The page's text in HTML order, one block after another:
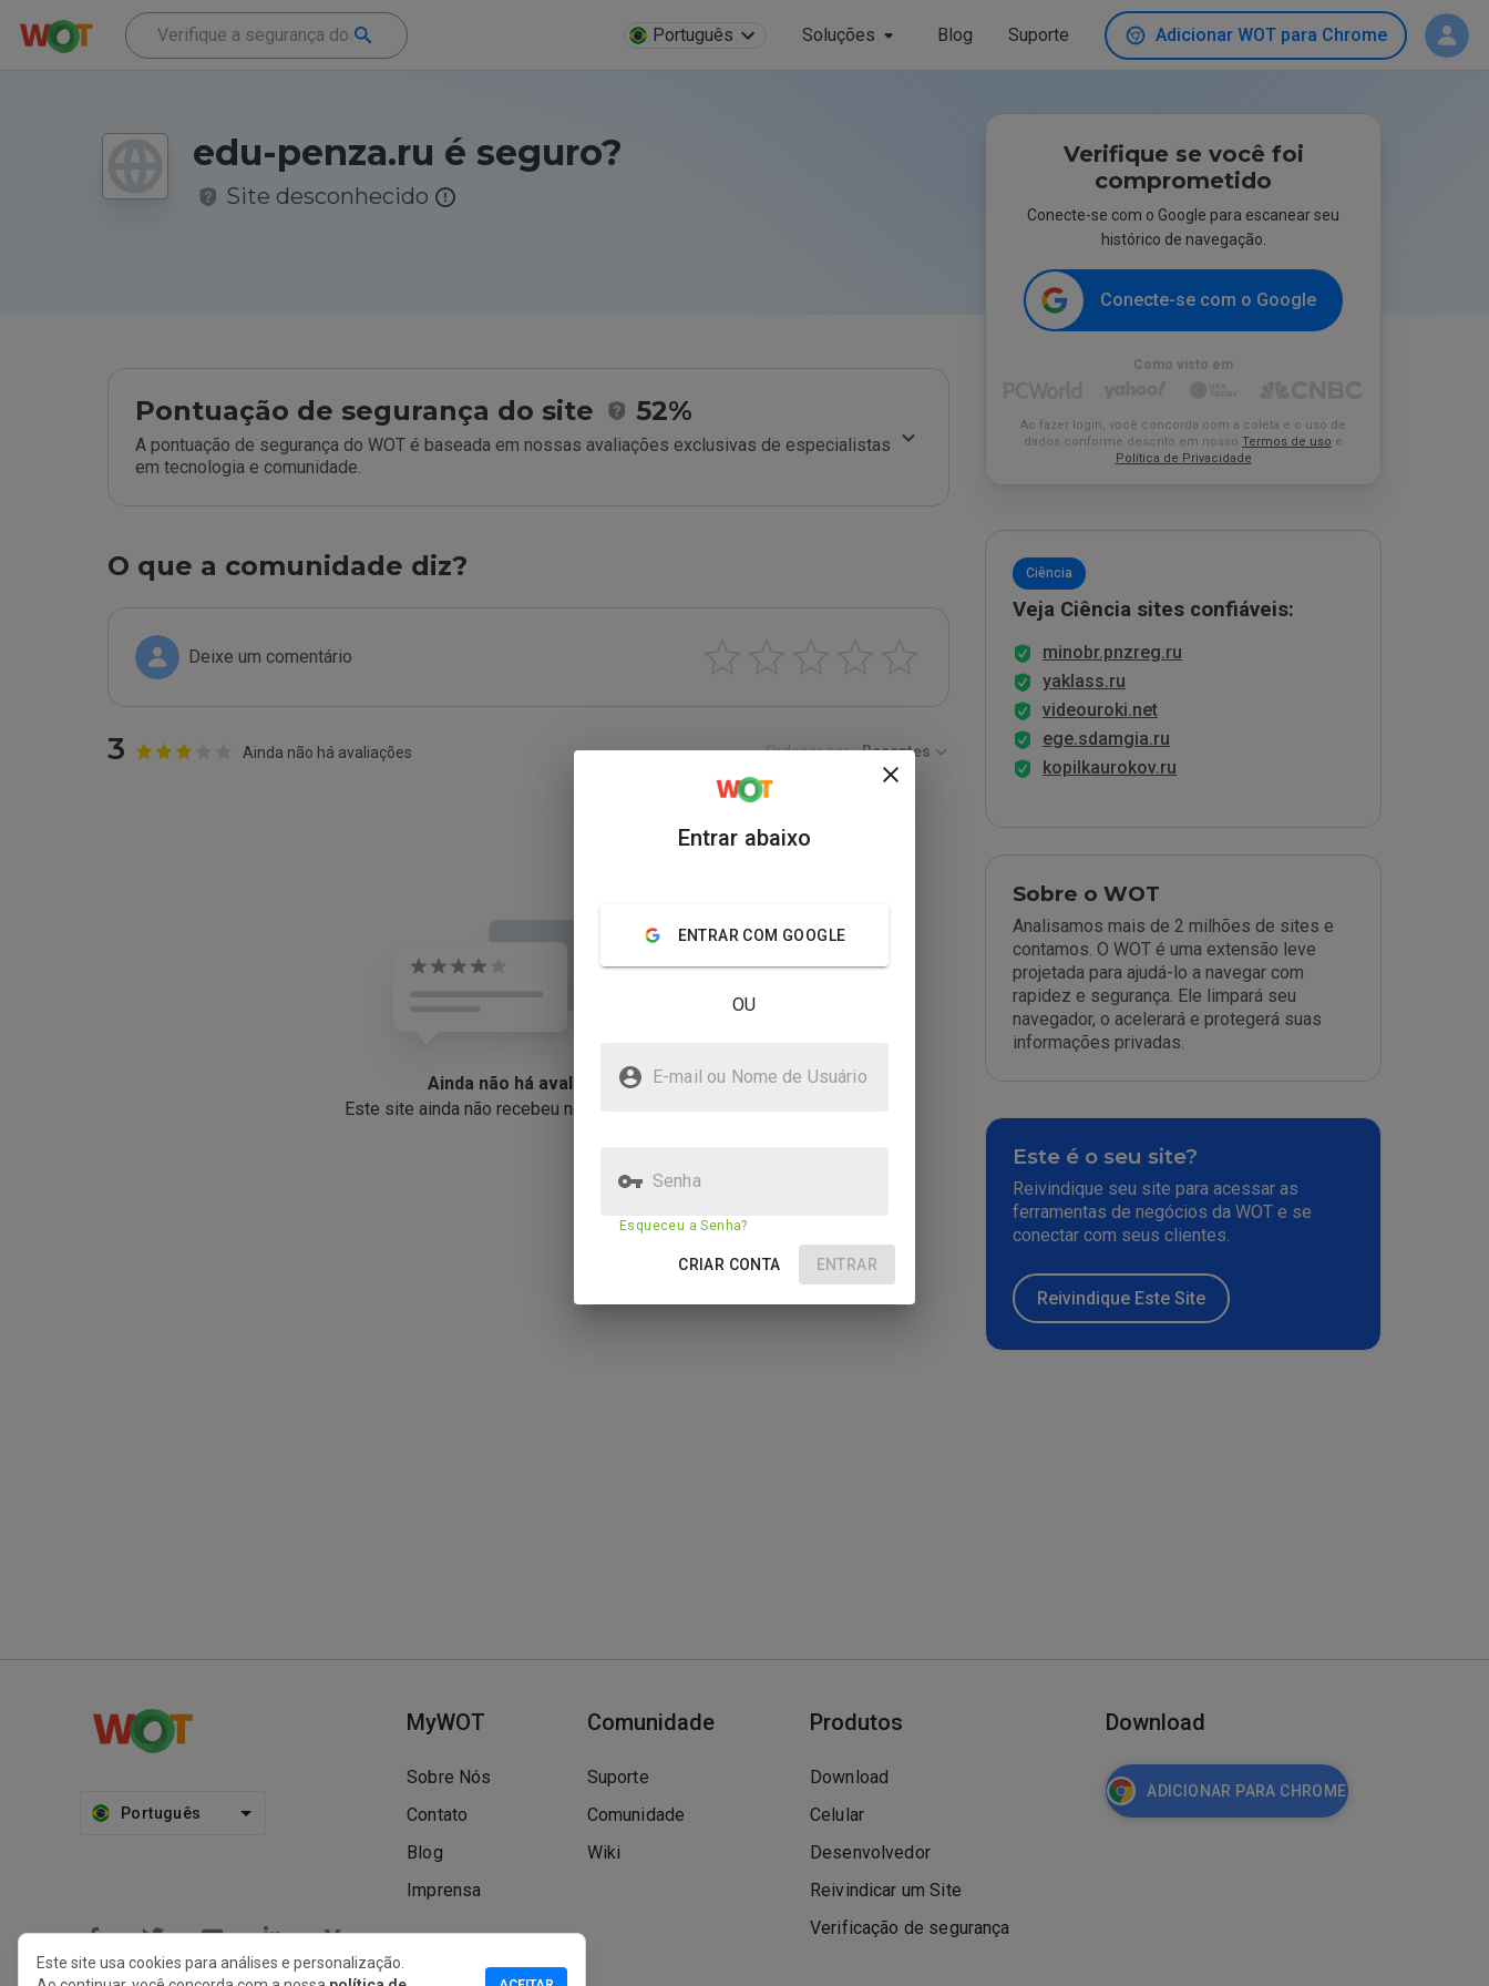
Português Soluções Blog Suporte Adicionar WOT para Chrome
edu-penza.ru é seguro?
Site desconhecido
Pontuação de segurança do site 52%
A pontuação de segurança do WOT é baseada em nossas avaliações exclusivas de especialistas
em tecnologia e comunidade.
O que a comunidade diz?
Deixe um comentário
3 Ainda não há avaliações Ordenar por: Recentes
Ainda não há avaliações
Este site ainda não recebeu nenhuma avaliação.
Verifique se você foi
comprometido
Conecte-se com o Google para escanear seu
histórico de navegação.
Conecte-se com o Google
Como visto em
Ao fazer login, você concorda com a coleta e o uso de
dados conforme descrito em nosso Termos de uso e
Política de Privacidade
Ciência
Veja Ciência sites confiáveis:
minobr.pnzreg.ru
yaklass.ru
videouroki.net
ege.sdamgia.ru
kopilkaurokov.ru
Sobre o WOT
Analisamos mais de 2 milhões de sites e
contamos. O WOT é uma extensão leve
projetada para ajudá-lo a navegar com
rapidez e segurança. Ele limpará seu
navegador, o acelerará e protegerá suas
informações privadas.
Este é o seu site?
Reivindique seu site para acessar as
ferramentas de negócios da WOT e se
conectar com seus clientes.
Reivindique Este Site
Português
MyWOT
Sobre Nós
Contato
Blog
Imprensa
Comunidade
Suporte
Comunidade
Wiki
Produtos
Download
Celular
Desenvolvedor
Reivindicar um Site
Verificação de segurança
Download
ADICIONAR PARA CHROME
Este site usa cookies para análises e personalização.
Entrar abaixo
ENTRAR COM GOOGLE
OU
E-mail ou Nome de Usuário
Senha
Esqueceu a Senha?
CRIAR CONTA ENTRAR